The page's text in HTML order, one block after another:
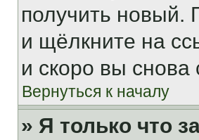
получить новый.
и щёлкните на
и скоро вы
Вернуться к началу
» Я только что